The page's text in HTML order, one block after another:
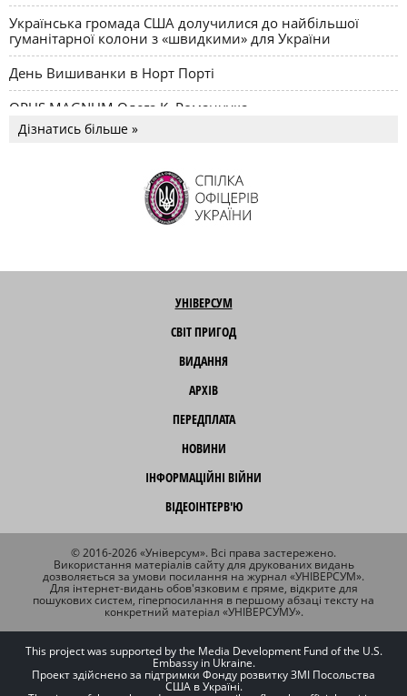
Українська громада США долучилися до найбільшої
гуманітарної колони з «швидкими» для України
День Вишиванки в Норт Порті
OPUS MAGNUM Олега К. Романчука
Дізнатись більше »
УНІВЕРСУМ
СВІТ ПРИГОД
ВИДАННЯ
АРХІВ
ПЕРЕДПЛАТА
НОВИНИ
ІНФОРМАЦІЙНІ ВІЙНИ
ВІДЕОІНТЕРВ'Ю
© 2016-2026 «Універсум». Всі права застережено.
Використання матеріалів сайту для друкованих видань
дозволяється за умови посилання на журнал «УНІВЕРСУМ».
Для інтернет-видань обов'язковим є пряме, відкрите для
пошукових систем, гіперпосилання в першому абзаці тексту на
конкретний матеріал «УНІВЕРСУМУ».
This project was supported by the Media Development Fund of the U.S.
Embassy in Ukraine.
Проект здійснено за підтримки Фонду розвитку ЗМІ Посольства
США в Україні.